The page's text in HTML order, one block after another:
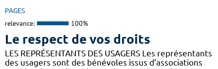
PAGES
relevance: 100%
Le respect de vos droits
LES REPRÉSENTANTS DES USAGERS Les représentants
des usagers sont des bénévoles issus d’associations